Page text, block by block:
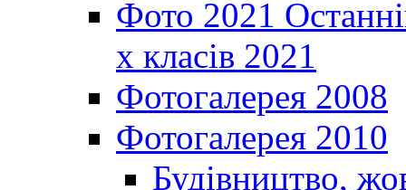
Фото 2021
х класів 2021
Фотогалерея 2008
Фотогалерея 2010
Будівництво,